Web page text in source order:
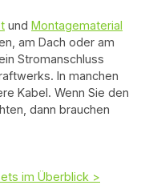
und Montagematerial
am Dach oder am
Stromanschluss
In manchen
Kabel. Wenn Sie den
dann brauchen
im Überblick >